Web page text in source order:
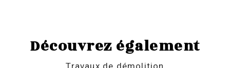
Découvrez également